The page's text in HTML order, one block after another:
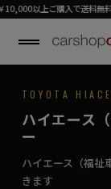
で送料無料（パーツのみの
SEAT COVER
専用シ
愛車に寄り添
初めての方は
TOYOTA
ハイエース
ー
ハイエース（福祉
きます